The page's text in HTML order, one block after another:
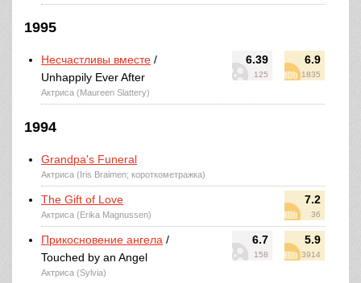
1995
6.39
125
6.9
1835
Несчастливы вместе /
Unhappily Ever After
Актриса (Maureen Slattery)
1994
Grandpa's Funeral
Актриса (Iris Braimen; короткометражка)
7.2
36
The Gift of Love
Актриса (Erika Magnussen)
6.7
158
5.9
3914
Прикосновение ангела /
Touched by an Angel
Актриса (Sylvia)